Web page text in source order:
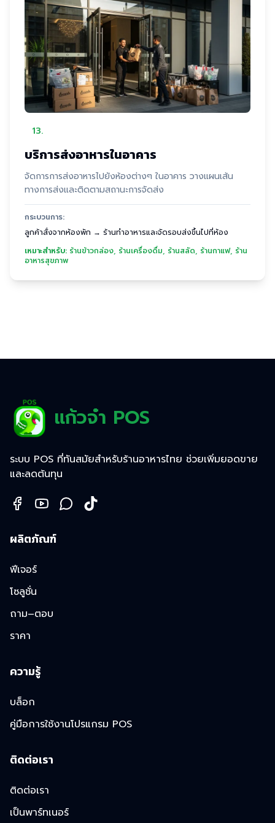
13.
บริการส่งอาหารในอาคาร
จัดการการส่งอาหารไปยังห้องต่างๆ ในอาคาร วางแผนเส้น
ทางการส่งและติดตามสถานะการจัดส่ง
กระบวนการ:
ลูกค้าสั่งจากห้องพัก → ร้านทำอาหารและจัดรอบส่งขึ้นไปที่ห้อง
เหมาะสำหรับ: ร้านข้าวกล่อง, ร้านเครื่องดื่ม, ร้านสลัด, ร้านกาแฟ, ร้าน
อาหารสุขภาพ
แก้วจ๋า POS
ระบบ POS ที่ทันสมัยสำหรับร้านอาหารไทย ช่วยเพิ่มยอดขาย
และลดต้นทุน
ผลิตภัณฑ์
ฟีเจอร์
โซลูชั่น
ถาม–ตอบ
ราคา
ความรู้
บล็อก
คู่มือการใช้งานโปรแกรม POS
ติดต่อเรา
ติดต่อเรา
เป็นพาร์ทเนอร์